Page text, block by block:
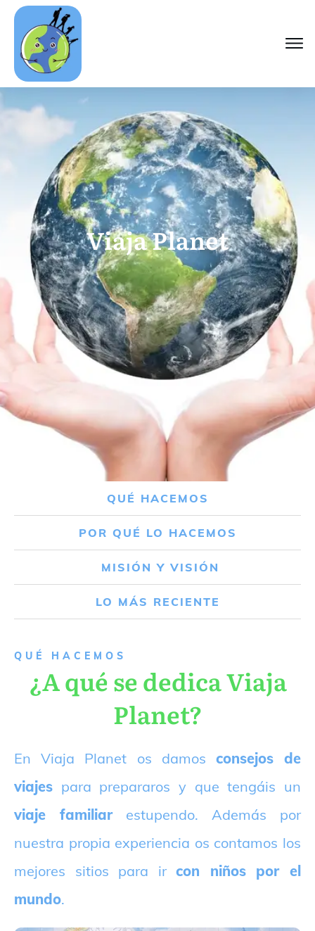
Viaja Planet
QUÉ HACEMOS
POR QUÉ LO HACEMOS
MISIÓN Y VISIÓN
LO MÁS RECIENTE
QUÉ HACEMOS
¿A qué se dedica Viaja
Planet?
En Viaja Planet os damos consejos de
viajes para prepararos y que tengáis un
viaje familiarestupendo. Además por
nuestra propia experiencia os contamos los
mejores sitios para ircon niños por el
mundo.